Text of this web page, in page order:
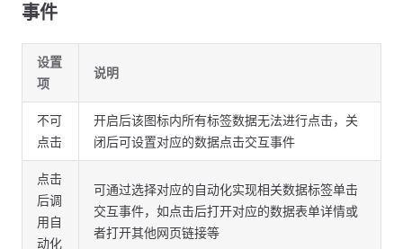
事件
设置
项
说明
不可
点击
开启后该图标内所有标签数据无法进行点击，关
闭后可设置对应的数据点击交互事件
点击
后调
用自
动化
可通过选择对应的自动化实现相关数据标签单击
交互事件，如点击后打开对应的数据表单详情或
者打开其他网页链接等